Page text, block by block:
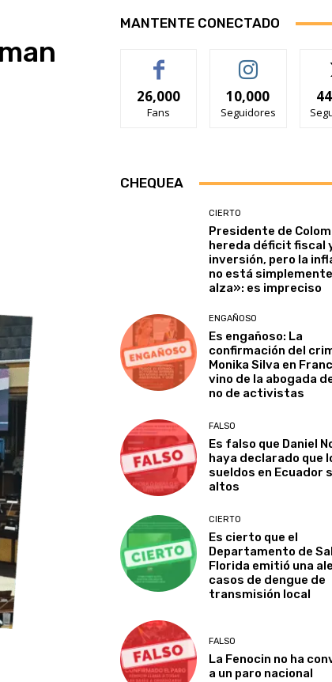
MANTENTE CONECTADO
26,000
Fans
10,000
Seguidores
CHEQUEA
CIERTO
Presidente de
hereda déficit fiscal
inversión, pero la
no está
alza»: es impreciso
ENGAÑOSO
Es engañoso: La
confirmación del
Monika Silva en
vino de la abogada
no de activistas
FALSO
Es falso que Daniel
haya declarado que
sueldos en Ecuador
altos
CIERTO
Es cierto que el
Departamento de
Florida emitió una
casos de dengue de
transmisión local
FALSO
La Fenocin no ha
a un paro nacional